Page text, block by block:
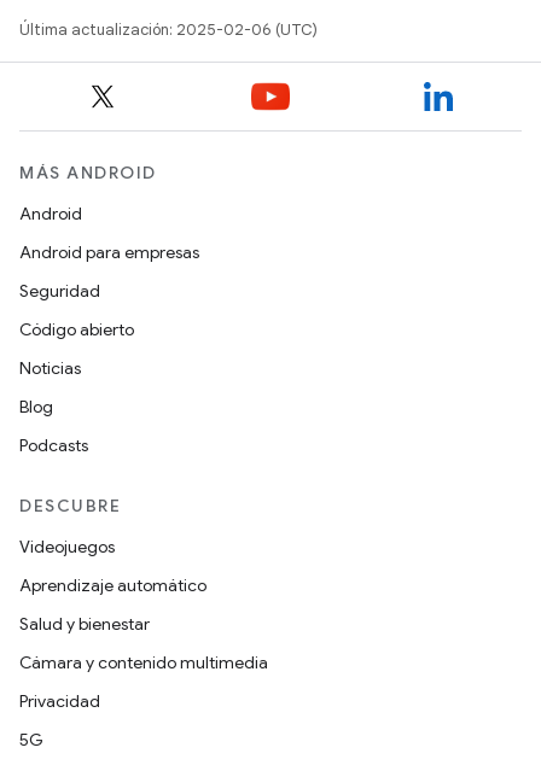
Última actualización: 2025-02-06 (UTC)
MÁS ANDROID
Android
Android para empresas
Seguridad
Código abierto
Noticias
Blog
Podcasts
DESCUBRE
Videojuegos
Aprendizaje automático
Salud y bienestar
Cámara y contenido multimedia
Privacidad
5G